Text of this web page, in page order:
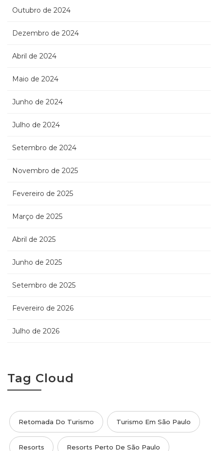
Outubro de 2024
Dezembro de 2024
Abril de 2024
Maio de 2024
Junho de 2024
Julho de 2024
Setembro de 2024
Novembro de 2025
Fevereiro de 2025
Março de 2025
Abril de 2025
Junho de 2025
Setembro de 2025
Fevereiro de 2026
Julho de 2026
Tag Cloud
Retomada Do Turismo Turismo Em São Paulo
Resorts Resorts Perto De São Paulo